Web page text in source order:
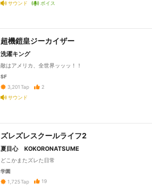
サウンド
ボイス
超機鎧皇ジーカイザー
洗濯キング
敵はアメリカ、全世界ッッッ！！
SF
3,201 Tap
2
サウンド
ズレズレスクールライフ2
夏目心 KOKORONATSUME
どこかまたズレた日常
学園
1,725Tap
19